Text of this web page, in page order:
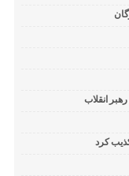
انقلاب
کرد